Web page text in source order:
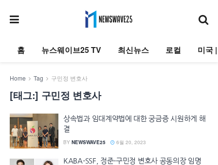
홈 뉴스웨이브25 TV 최신뉴스 로컬 미국
Home Tag 구민정 변호사
[태그:] 구민정 변호사
상속법과 임대계약법에 대한 궁금증 시원하게 해
결
BY NEWSWAVE25 6월 20, 2023
KABA-SSF, 정준-구민정 변호사 공동의장 임명